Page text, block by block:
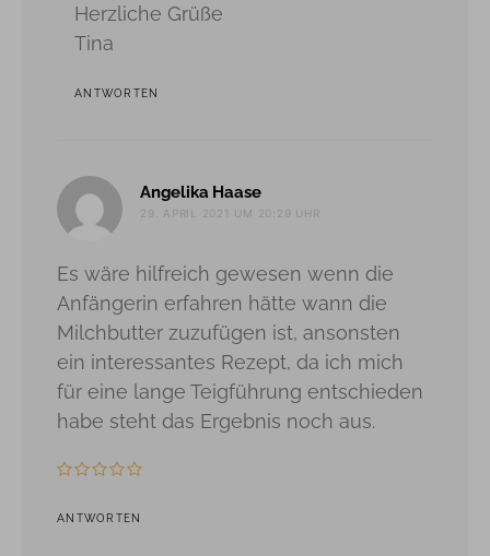
Herzliche Grüße
Tina
ANTWORTEN
Angelika Haasesagt:
29. APRIL 2021 UM 20:29 UHR
Es wäre hilfreich gewesen wenn die
Anfängerin erfahren hätte wann die
Milchbutter zuzufügen ist, ansonsten
ein interessantes Rezept, da ich mich
für eine lange Teigführung entschieden
habe steht das Ergebnis noch aus.
ANTWORTEN